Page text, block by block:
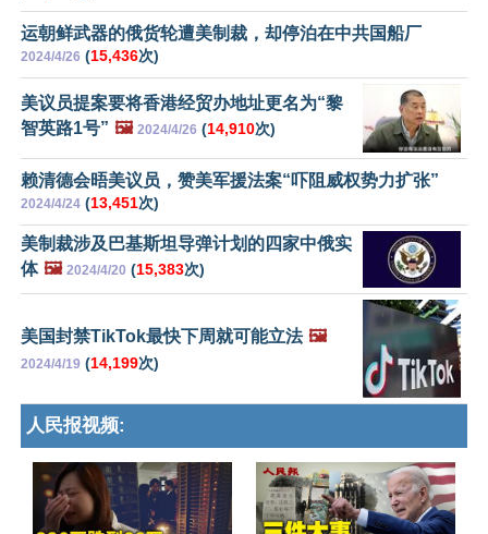
运朝鲜武器的俄货轮遭美制裁，却停泊在中共国船厂
2024/4/26 (15,436次)
美议员提案要将香港经贸办地址更名为“黎
智英路1号” 🖼️ 2024/4/26 (14,910次)
赖清德会晤美议员，赞美军援法案“吓阻威权势力扩张”
2024/4/24 (13,451次)
美制裁涉及巴基斯坦导弹计划的四家中俄实
体 🖼️ 2024/4/20 (15,383次)
美国封禁TikTok最快下周就可能立法 🖼️
2024/4/19 (14,199次)
人民报视频: